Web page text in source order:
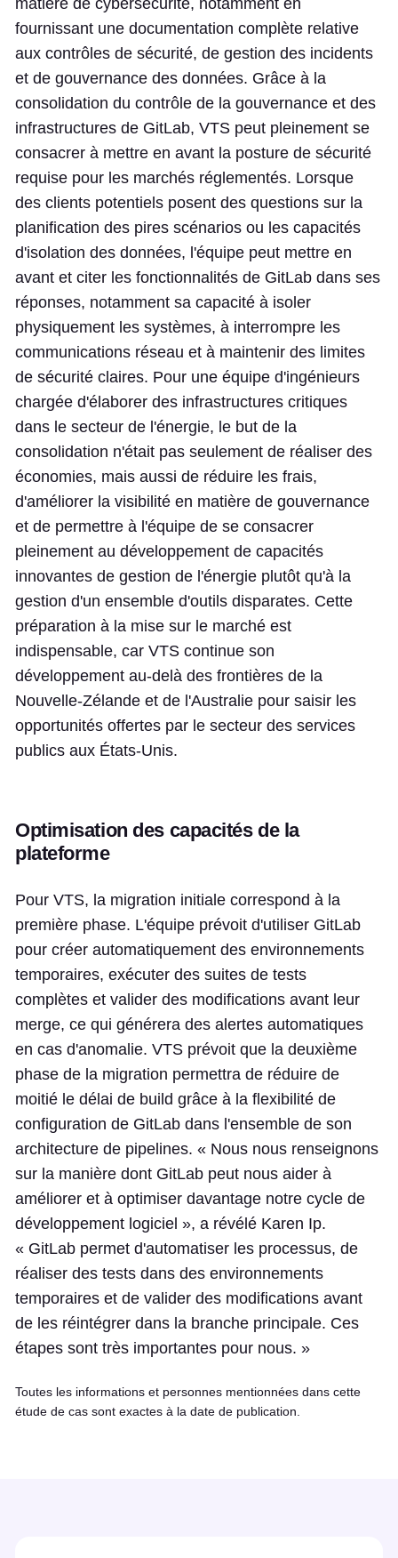
matière de cybersécurité, notamment en
fournissant une documentation complète relative
aux contrôles de sécurité, de gestion des incidents
et de gouvernance des données. Grâce à la
consolidation du contrôle de la gouvernance et des
infrastructures de GitLab, VTS peut pleinement se
consacrer à mettre en avant la posture de sécurité
requise pour les marchés réglementés. Lorsque
des clients potentiels posent des questions sur la
planification des pires scénarios ou les capacités
d'isolation des données, l'équipe peut mettre en
avant et citer les fonctionnalités de GitLab dans ses
réponses, notamment sa capacité à isoler
physiquement les systèmes, à interrompre les
communications réseau et à maintenir des limites
de sécurité claires. Pour une équipe d'ingénieurs
chargée d'élaborer des infrastructures critiques
dans le secteur de l'énergie, le but de la
consolidation n'était pas seulement de réaliser des
économies, mais aussi de réduire les frais,
d'améliorer la visibilité en matière de gouvernance
et de permettre à l'équipe de se consacrer
pleinement au développement de capacités
innovantes de gestion de l'énergie plutôt qu'à la
gestion d'un ensemble d'outils disparates. Cette
préparation à la mise sur le marché est
indispensable, car VTS continue son
développement au-delà des frontières de la
Nouvelle-Zélande et de l'Australie pour saisir les
opportunités offertes par le secteur des services
publics aux États-Unis.
Optimisation des capacités de la
plateforme
Pour VTS, la migration initiale correspond à la
première phase. L'équipe prévoit d'utiliser GitLab
pour créer automatiquement des environnements
temporaires, exécuter des suites de tests
complètes et valider des modifications avant leur
merge, ce qui générera des alertes automatiques
en cas d'anomalie. VTS prévoit que la deuxième
phase de la migration permettra de réduire de
moitié le délai de build grâce à la flexibilité de
configuration de GitLab dans l'ensemble de son
architecture de pipelines. « Nous nous renseignons
sur la manière dont GitLab peut nous aider à
améliorer et à optimiser davantage notre cycle de
développement logiciel », a révélé Karen Ip.
« GitLab permet d'automatiser les processus, de
réaliser des tests dans des environnements
temporaires et de valider des modifications avant
de les réintégrer dans la branche principale. Ces
étapes sont très importantes pour nous. »
Toutes les informations et personnes mentionnées dans cette
étude de cas sont exactes à la date de publication.